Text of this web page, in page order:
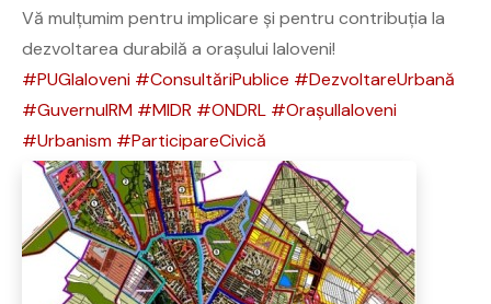
Vă mulțumim pentru implicare și pentru contribuția la
dezvoltarea durabilă a orașului Ialoveni!
#PUGIaloveni #ConsultăriPublice #DezvoltareUrbană
#GuvernulRM #MIDR #ONDRL #OrașulIaloveni
#Urbanism #ParticipareCivică